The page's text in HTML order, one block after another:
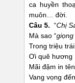
ca huyền
muôn… đời.
Câu 5. “Chị
Mà sao “giọng
Trong triệu
Ơi quê hương
Mãi đậm in
Vang vọng